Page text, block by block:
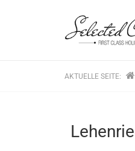
AKTUELLE SEITE: